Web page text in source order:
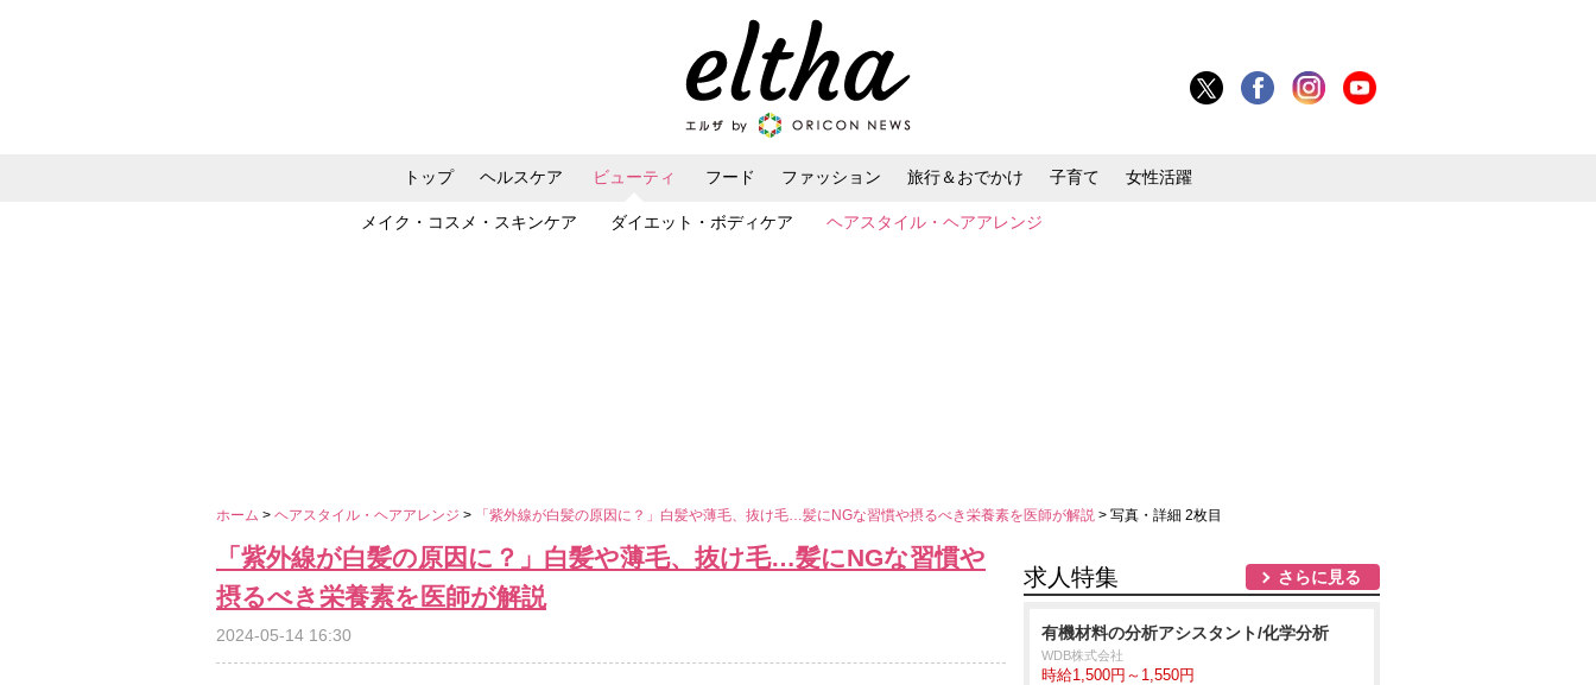
トップ ヘルスケア ビューティ
メイク・コスメ・スキンケア ダイエット・ボディケア ヘアスタイル・ヘアアレンジ
フード ファッション 旅行＆おでかけ 子育て 女性活躍
ホーム > ヘアスタイル・ヘアアレンジ > 「紫外線が白髪の原因に？」白髪や薄毛、抜け毛…髪にNGな習慣や摂るべき栄養素を医師が解説 > 写真・詳細 2枚目
「紫外線が白髪の原因に？」白髪や薄毛、抜け毛…髪にNGな習慣
摂るべき栄養素を医師が解説
2024-05-14 16:30
求人特集 さらに見る
有機材料の分析アシスタント/化学分析
WDB株式会社
時給1,500円～1,550円